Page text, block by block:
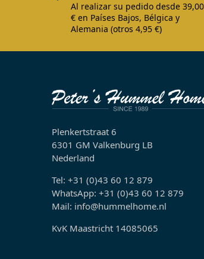
Al realizar su pedido desde 39,00
€ en Países Bajos, Bélgica y
Alemania (otros 4,95 €)
Plenkertstraat 6
6301 GM Valkenburg LB
Nederland
Tel: +31 (0)43 60 12 879
WhatsApp: +31 (0)43 60 12 879
Mail: info@hummelhome.nl
KvK Maastricht 14085065